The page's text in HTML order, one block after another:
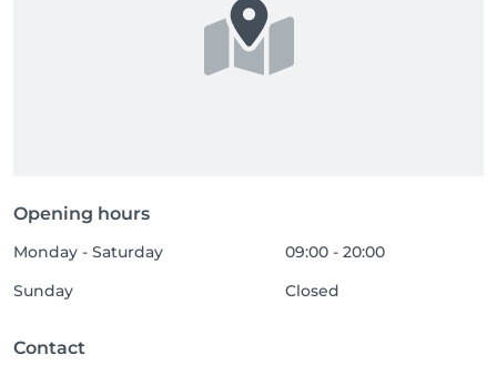
Opening hours
Monday - Saturday
09:00 - 20:00
Sunday
Closed
Contact